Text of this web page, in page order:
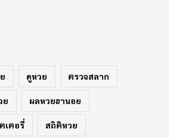
ดูหวย ตรวจสลาก
ย ผลหวยฮานอย
เตอรี่ สถิติหวย